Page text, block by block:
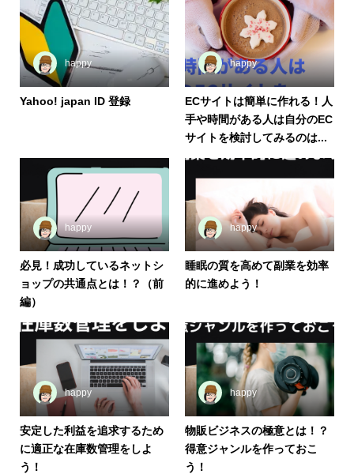
happy
Yahoo! japan ID 登録
happy
ECサイトは簡単に作れる！人
手や時間がある人は自分のEC
サイトを検討してみるのは...
happy
必見！成功しているネットシ
ョップの共通点とは！？（前
編）
happy
睡眠の質を高めて副業を効率
的に進めよう！
happy
安定した利益を追求するため
に適正な在庫数管理をしよ
う！
happy
物販ビジネスの極意とは！？
得意ジャンルを作っておこ
う！